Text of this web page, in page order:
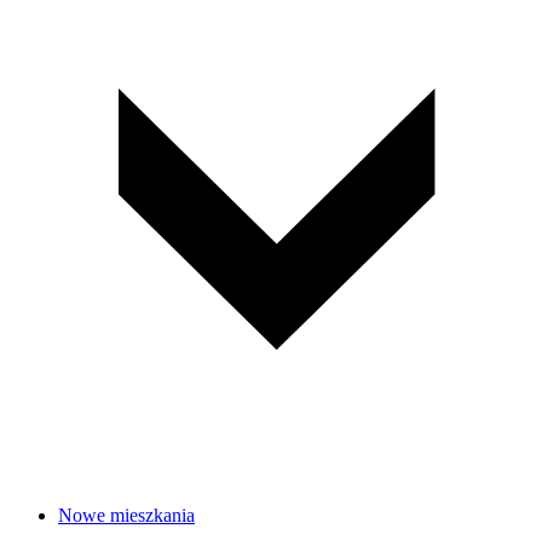
Nowe mieszkania